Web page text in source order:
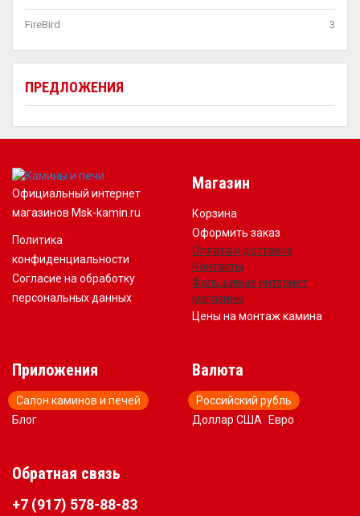
FireBird 3
ПРЕДЛОЖЕНИЯ
Официальный интернет
магазинов Msk-kamin.ru
Политика
конфиденциальности
Согласие на обработку
персональных данных
Магазин
Корзина
Оформить заказ
Оплата и доставка
Контакты
Фальшивые интернет
магазины
Цены на монтаж камина
Приложения
Салон каминов и печей
Блог
Валюта
Российский рубль
Доллар США
Евро
Обратная связь
+7 (917) 578-88-83